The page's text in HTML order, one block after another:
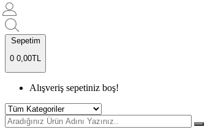
Sepetim
0 0,00TL
Alışveriş sepetiniz boş!